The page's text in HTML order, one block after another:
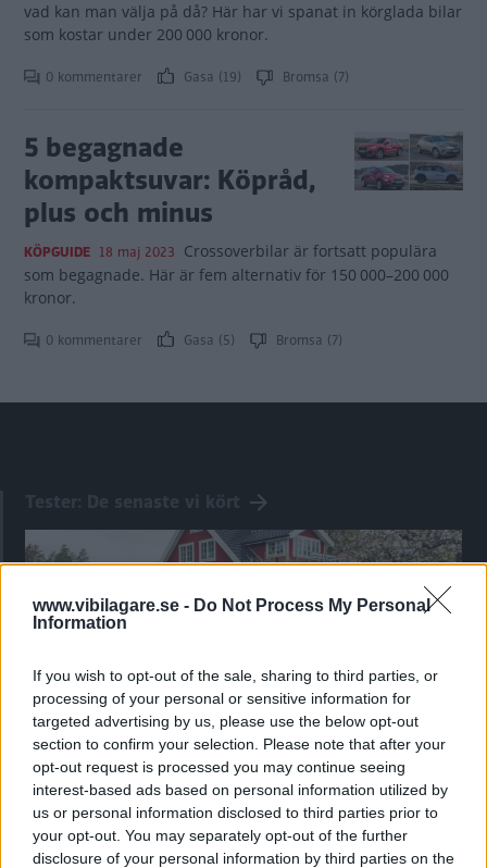
www.vibilagare.se - Do Not Process My Personal
Information
If you wish to opt-out of the sale, sharing to third parties, or
processing of your personal or sensitive information for
targeted advertising by us, please use the below opt-out
section to confirm your selection. Please note that after your
opt-out request is processed you may continue seeing
interest-based ads based on personal information utilized by
us or personal information disclosed to third parties prior to
your opt-out. You may separately opt-out of the further
disclosure of your personal information by third parties on the
vad kan man välja på då? Här har vi spanat in körglada bilar
som kostar under 200 000 kronor.
0 kommentarer Gasa (19) Bromsa (7)
5 begagnade
kompaktsuvar: Köpråd,
plus och minus
KÖPGUIDE 18 maj 2023 Crossoverbilar är fortsatt populära
som begagnade. Här är fem alternativ för 150 000–200 000
kronor.
0 kommentarer Gasa (5) Bromsa (7)
Kia utmanar i kombiklassen – blir omkörd
av ”gamlingen”
Nykomlingen fälls av en besvärande nackdel.